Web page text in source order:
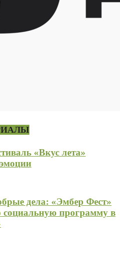
«Вкус лета»
дела: «Эмбер Фест»
социальную программу в